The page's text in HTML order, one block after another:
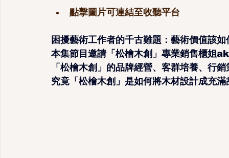
點擊圖片可連結至收聽平台
困擾藝術工作者的千古難題：藝術價值該
本集節目邀請「松檜木創」專業銷售櫃姐
「松檜木創」的品牌經營、客群培養、行銷
究竟「松檜木創」是如何將木材設計成充